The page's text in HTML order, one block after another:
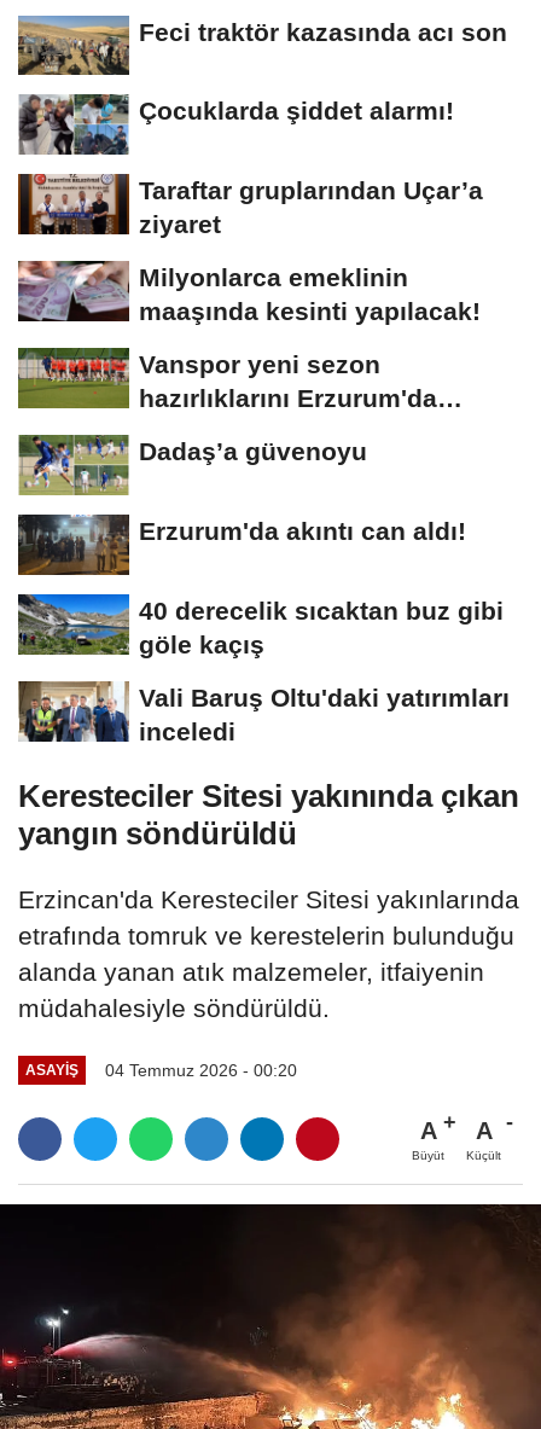
Feci traktör kazasında acı son
Çocuklarda şiddet alarmı!
Taraftar gruplarından Uçar’a
ziyaret
Milyonlarca emeklinin
maaşında kesinti yapılacak!
Vanspor yeni sezon
hazırlıklarını Erzurum'da
Dadaş’a güvenoyu
Erzurum'da akıntı can aldı!
40 derecelik sıcaktan buz gibi
göle kaçış
Vali Baruş Oltu'daki yatırımları
inceledi
Keresteciler Sitesi yakınında çıkan
yangın söndürüldü
Erzincan'da Keresteciler Sitesi yakınlarında
etrafında tomruk ve kerestelerin bulunduğu
alanda yanan atık malzemeler, itfaiyenin
müdahalesiyle söndürüldü.
ASAYİŞ 04 Temmuz 2026 - 00:20
A
Büyüt
A
Küçült